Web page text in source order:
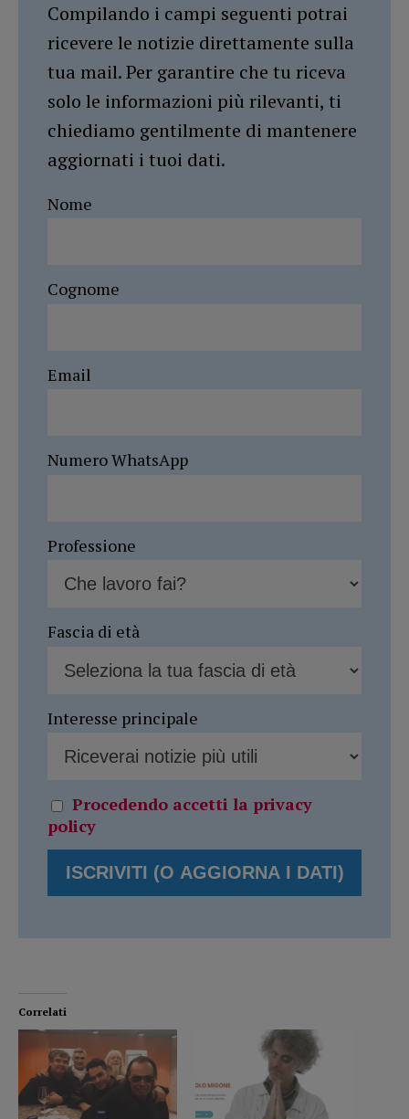
Compilando i campi seguenti potrai
ricevere le notizie direttamente sulla
tua mail. Per garantire che tu riceva
solo le informazioni più rilevanti, ti
chiediamo gentilmente di mantenere
aggiornati i tuoi dati.
Nome
Cognome
Email
Numero WhatsApp
Professione
Fascia di età
Interesse principale
Procedendo accetti la privacy
policy
Correlati